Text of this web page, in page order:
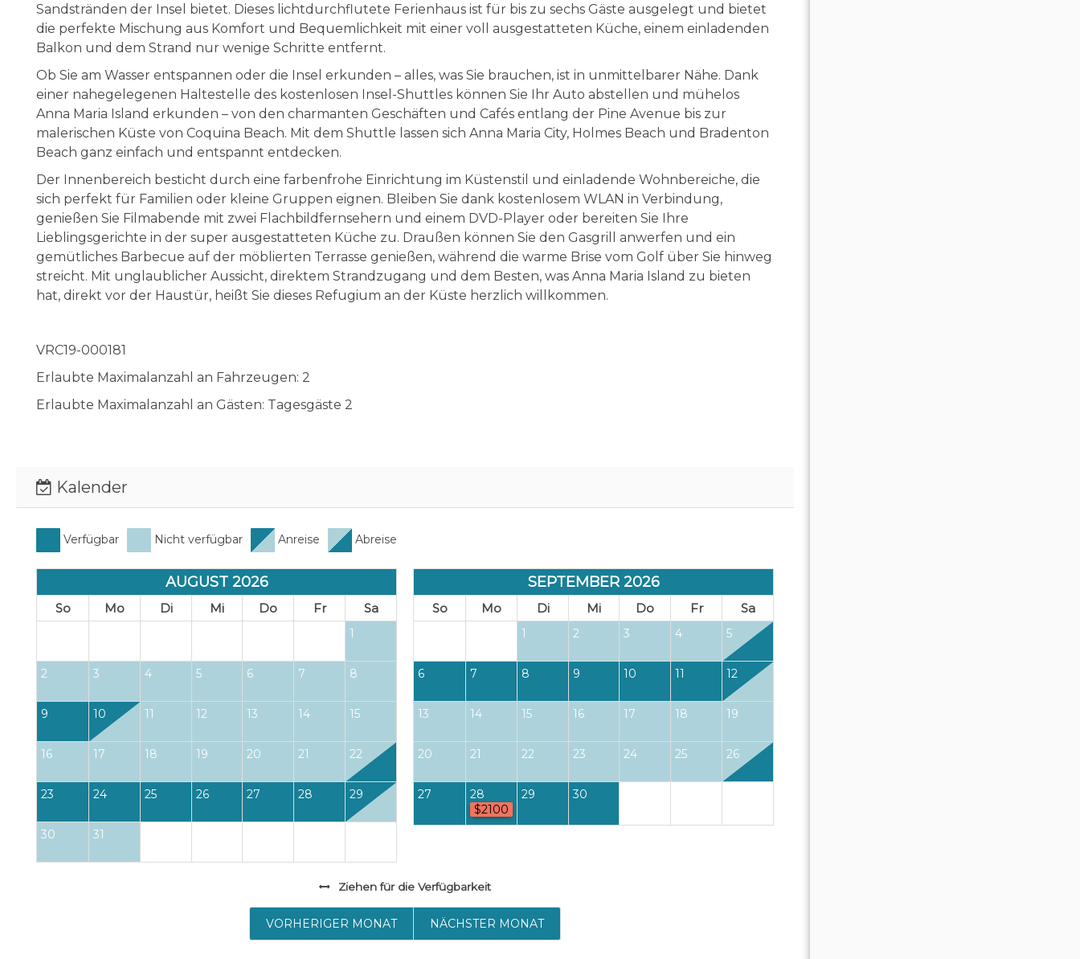
Sandstränden der Insel bietet. Dieses lichtdurchflutete Ferienhaus ist für bis zu sechs Gäste ausgelegt und bietet
die perfekte Mischung aus Komfort und Bequemlichkeit mit einer voll ausgestatteten Küche, einem einladenden
Balkon und dem Strand nur wenige Schritte entfernt.
Ob Sie am Wasser entspannen oder die Insel erkunden – alles, was Sie brauchen, ist in unmittelbarer Nähe. Dank
einer nahegelegenen Haltestelle des kostenlosen Insel-Shuttles können Sie Ihr Auto abstellen und mühelos
Anna Maria Island erkunden – von den charmanten Geschäften und Cafés entlang der Pine Avenue bis zur
malerischen Küste von Coquina Beach. Mit dem Shuttle lassen sich Anna Maria City, Holmes Beach und Bradenton
Beach ganz einfach und entspannt entdecken.
Der Innenbereich besticht durch eine farbenfrohe Einrichtung im Küstenstil und einladende Wohnbereiche, die
sich perfekt für Familien oder kleine Gruppen eignen. Bleiben Sie dank kostenlosem WLAN in Verbindung,
genießen Sie Filmabende mit zwei Flachbildfernsehern und einem DVD-Player oder bereiten Sie Ihre
Lieblingsgerichte in der super ausgestatteten Küche zu. Draußen können Sie den Gasgrill anwerfen und ein
gemütliches Barbecue auf der möblierten Terrasse genießen, während die warme Brise vom Golf über Sie hinweg
streicht. Mit unglaublicher Aussicht, direktem Strandzugang und dem Besten, was Anna Maria Island zu bieten
hat, direkt vor der Haustür, heißt Sie dieses Refugium an der Küste herzlich willkommen.
VRC19-000181
Erlaubte Maximalanzahl an Fahrzeugen: 2
Erlaubte Maximalanzahl an Gästen: Tagesgäste 2
Kalender
Verfügbar Nicht verfügbar Anreise Abreise
AUGUST 2026
So Mo Di Mi Do Fr Sa
1
2 3 4 5 6 7 8
9 10 11 12 13 14 15
16 17 18 19 20 21 22
23 24 25 26 27 28 29
30 31
SEPTEMBER 2026
So Mo Di Mi Do Fr Sa
1 2 3 4 5
6 7 8 9 10 11 12
13 14 15 16 17 18 19
20 21 22 23 24 25 26
27
28
$2100
29 30
Ziehenfür die Verfügbarkeit
VORHERIGER MONAT NÄCHSTER MONAT